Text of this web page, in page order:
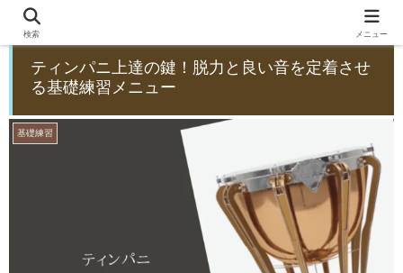
ティンパニ上達の鍵！脱力と良い音を定着させ
る基礎練習メニュー
基礎練習
検索 メニュー